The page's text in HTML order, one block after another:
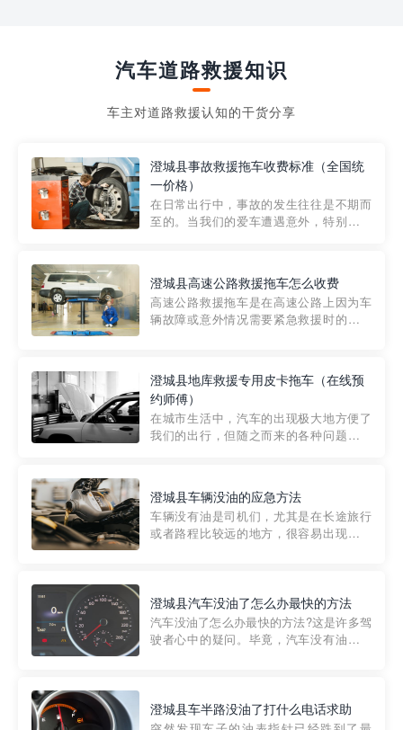
汽车道路救援知识
车主对道路救援认知的干货分享
澄城县事故救援拖车收费标准（全国统
一价格）
在日常出行中，事故的发生往往是不期而
至的。当我们的爱车遭遇意外，特别是在
细解析一下市区事故救援拖车的收费标
准，以及在选用拖车服务时应注...
澄城县高速公路救援拖车怎么收费
高速公路救援拖车是在高速公路上因为车
辆故障或意外情况需要紧急救援时的必备
路救援拖车的收费标准是由当地交通管理
部门制定的。起步价通...
澄城县地库救援专用皮卡拖车（在线预
约师傅）
在城市生活中，汽车的出现极大地方便了
我们的出行，但随之而来的各种问题也让
紧急情况下，我们需要一种高效可靠的救
援方式。而这时，地库救援专...
澄城县车辆没油的应急方法
车辆没有油是司机们，尤其是在长途旅行
或者路程比较远的地方，很容易出现这种
的送油师傅，解决没油的紧急情况。 首
先，让我们来了解一下穿...
澄城县汽车没油了怎么办最快的方法
汽车没油了怎么办最快的方法?这是许多驾
驶者心中的疑问。毕竟，汽车没有油就无
越者小程序是一款专门解决汽车没油问题
的在线服务平台。通过...
澄城县车半路没油了打什么电话求助